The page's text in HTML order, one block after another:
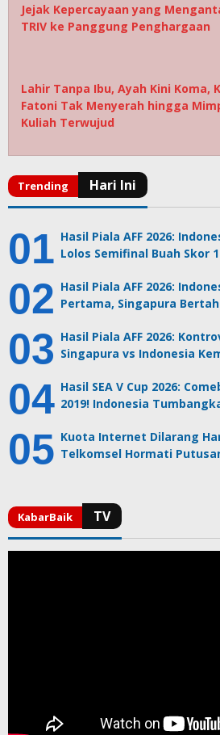
Jejak Kepercayaan yang
TRIV ke Panggung Penghargaan
Lahir Tanpa Ibu, Ayah Kini Koma,
Fatoni Tak Menyerah hingga
Kuliah Terwujud
Hasil Piala AFF 2026:
Lolos Semifinal Buah Skor
Hasil Piala AFF 2026:
Pertama, Singapura
Hasil Piala AFF 2026:
Singapura vs Indonesia
Hasil SEA V Cup 2026:
2019! Indonesia
Kuota Internet Dilarang
Telkomsel Hormati